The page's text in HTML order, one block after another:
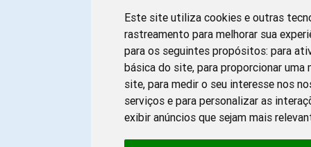
Este site utiliza cookies e outras
rastreamento para melhorar sua
para os seguintes propósitos:para
básica do site,para proporcionar uma
site,para medir o seu interesse nos
serviços e para personalizar as
exibir anúncios que sejam mais